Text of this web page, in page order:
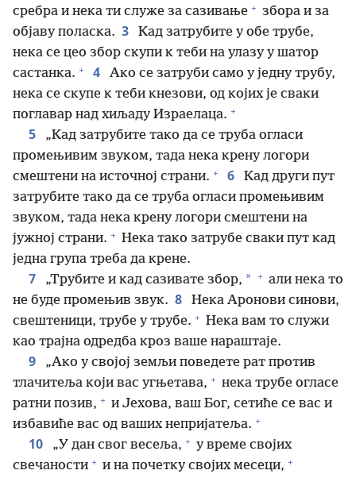
сребра и нека ти служе за сазивање + збора и за
објаву поласка. 3
Кад затрубите у обе трубе,
нека се цео збор скупи к теби на улазу у шатор
састанка. + 4
Ако се затруби само у једну трубу,
нека се скупе к теби кнезови, од којих је сваки
поглавар над хиљаду Израелаца. +
5
„Кад затрубите тако да се труба огласи
промењивим звуком, тада нека крену логори
смештени на источној страни. + 6
Кад други пут
затрубите тако да се труба огласи промењивим
звуком, тада нека крену логори смештени на
јужној страни. + Нека тако затрубе сваки пут кад
једна група треба да крене.
7 „Трубите и кад сазивате збор, * + али нека то
не буде промењив звук. 8
Нека Аронови синови,
свештеници, трубе у трубе. + Нека вам то служи
као трајна одредба кроз ваше нараштаје.
9
„Ако у својој земљи поведете рат против
тлачитеља који вас угњетава, + нека трубе огласе
ратни позив, + и Јехова, ваш Бог, сетиће се вас и
избавиће вас од ваших непријатеља. +
10 „У дан свог весеља, + у време својих
свечаности + и на почетку својих месеци, +